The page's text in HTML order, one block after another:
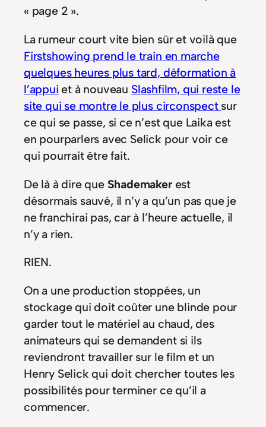
« page 2 ».
La rumeur court vite bien sûr et voilà que
Firstshowing prend le train en marche
quelques heures plus tard, déformation à
l’appui et à nouveau Slashfilm, qui reste le
site qui se montre le plus circonspect sur
ce qui se passe, si ce n’est que Laika est
en pourparlers avec Selick pour voir ce
qui pourrait être fait.
De là à dire que Shademakerest
désormais sauvé, il n’y a qu’un pas que je
ne franchirai pas, car à l’heure actuelle, il
n’y a rien.
RIEN.
On a une production stoppées, un
stockage qui doit coûter une blinde pour
garder tout le matériel au chaud, des
animateurs qui se demandent si ils
reviendront travailler sur le film et un
Henry Selick qui doit chercher toutes les
possibilités pour terminer ce qu’il a
commencer.